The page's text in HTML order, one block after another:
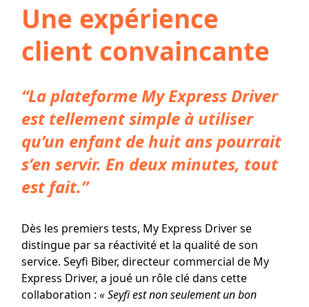
Une expérience
client convaincante
“La plateforme My Express Driver
est tellement simple à utiliser
qu’un enfant de huit ans pourrait
s’en servir. En deux minutes, tout
est fait.”
Dès les premiers tests, My Express Driver se
distingue par sa réactivité et la qualité de son
service. Seyfi Biber, directeur commercial de My
Express Driver, a joué un rôle clé dans cette
collaboration : « Seyfi est non seulement un bon